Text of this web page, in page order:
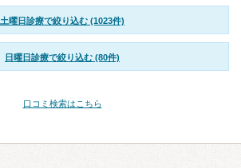
土曜日診療で絞り込む (1023件)
日曜日診療で絞り込む (80件)
口コミ検索はこちら